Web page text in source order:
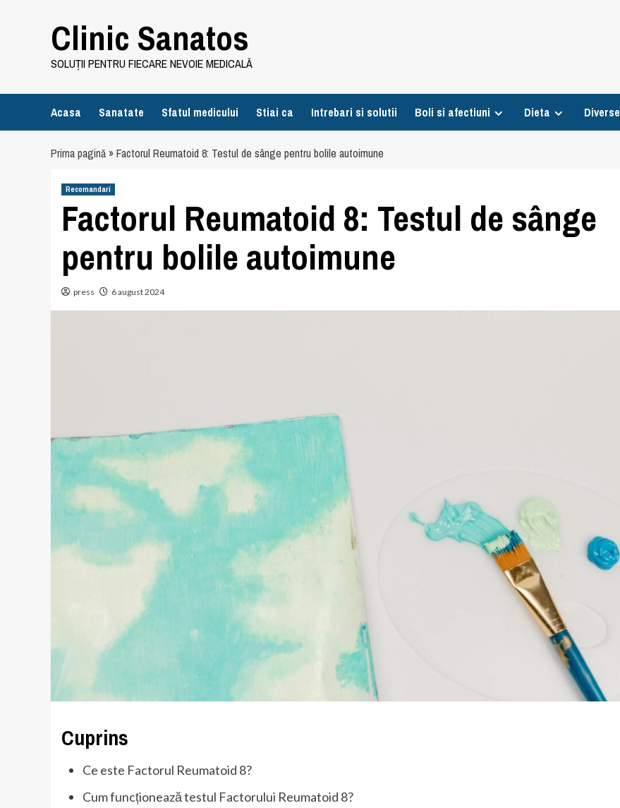
Clinic Sanatos
SOLUȚII PENTRU FIECARE NEVOIE MEDICALĂ
Acasa Sanatate Sfatul medicului Stiai ca Intrebari si solutii Boli si afectiuni Dieta Diverse
Prima pagină»Factorul Reumatoid 8: Testul de sânge pentru bolile autoimune
Recomandari
Factorul Reumatoid 8: Testul de sânge
pentru bolile autoimune
press 6 august 2024
Cuprins
Ce este Factorul Reumatoid 8?
Cum funcționează testul Factorului Reumatoid 8?